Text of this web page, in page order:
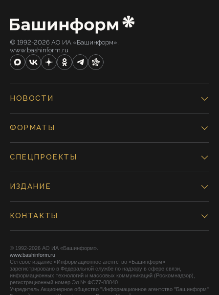
© 1992-2026 АО ИА «Башинформ».
www.bashinform.ru
НОВОСТИ
ФОРМАТЫ
СПЕЦПРОЕКТЫ
ИЗДАНИЕ
КОНТАКТЫ
© 1992-2026 АО ИА «Башинформ».
www.bashinform.ru
Сетевое издание «Информационное агентство «Башинформ»
зарегистрировано в Федеральной службе по надзору в сфере связи,
информационных технологий и массовых коммуникаций (Роскомнадзор),
регистрационный номер Эл № ФС77-88040
Учредитель Акционерное общество "Информационное агентство "Башинформ"